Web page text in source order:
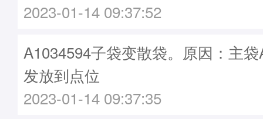
2023-01-14 09:37:52
A1034594子袋变散袋。原因：主
发放到点位
2023-01-14 09:37:35